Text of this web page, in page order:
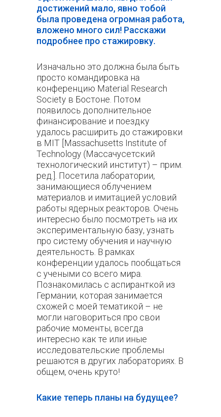
достижений мало, явно тобой
была проведена огромная работа,
вложено много сил! Расскажи
подробнее про стажировку.
Изначально это должна была быть
просто командировка на
конференцию Material Research
Society в Бостоне. Потом
появилось дополнительное
финансирование и поездку
удалось расширить до стажировки
в MIT [Massachusetts Institute of
Technology (Массачусетский
технологический институт) – прим.
ред.]. Посетила лаборатории,
занимающиеся облучением
материалов и имитацией условий
работы ядерных реакторов. Очень
интересно было посмотреть на их
экспериментальную базу, узнать
про систему обучения и научную
деятельность. В рамках
конференции удалось пообщаться
с учеными со всего мира.
Познакомилась с аспиранткой из
Германии, которая занимается
схожей с моей тематикой – не
могли наговориться про свои
рабочие моменты, всегда
интересно как те или иные
исследовательские проблемы
решаются в других лабораториях. В
общем, очень круто!
Какие теперь планы на будущее?